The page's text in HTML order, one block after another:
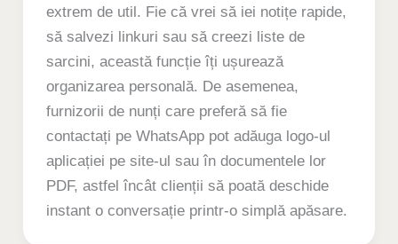
extrem de util. Fie că vrei să iei notițe rapide,
să salvezi linkuri sau să creezi liste de
sarcini, această funcție îți ușurează
organizarea personală. De asemenea,
furnizorii de nunți care preferă să fie
contactați pe WhatsApp pot adăuga logo-ul
aplicației pe site-ul sau în documentele lor
PDF, astfel încât clienții să poată deschide
instant o conversație printr-o simplă apăsare.